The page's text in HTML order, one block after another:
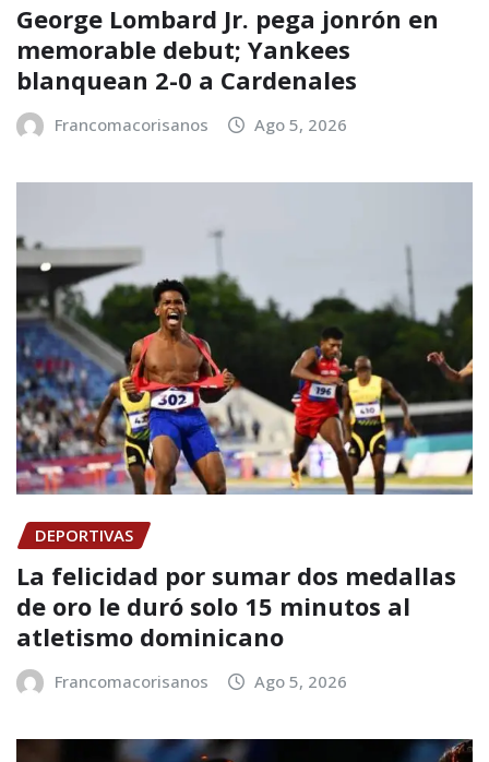
George Lombard Jr. pega jonrón en
memorable debut; Yankees
blanquean 2-0 a Cardenales
Francomacorisanos Ago 5, 2026
DEPORTIVAS
La felicidad por sumar dos medallas
de oro le duró solo 15 minutos al
atletismo dominicano
Francomacorisanos Ago 5, 2026